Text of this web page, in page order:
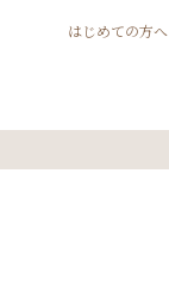
はじめての方へ